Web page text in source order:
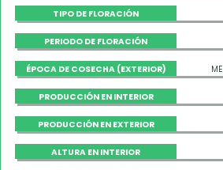
TIPO DE FLORACIÓN
PERIODO DE FLORACIÓN
ÉPOCA DE COSECHA (EXTERIOR)
PRODUCCIÓN EN INTERIOR
PRODUCCIÓN EN EXTERIOR
ALTURA EN INTERIOR